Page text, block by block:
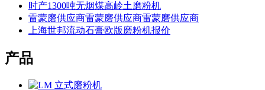
时产1300吨无烟煤高岭土磨粉机
雷蒙磨供应商雷蒙磨供应商雷蒙磨供应商
上海世邦流动石膏欧版磨粉机报价
产品